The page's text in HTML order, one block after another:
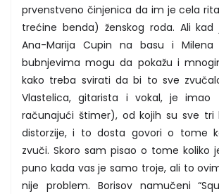
prvenstveno činjenica da im je cela
trećine benda) ženskog roda. Ali
Ana-Marija Cupin na basu i Milena
bubnjevima mogu da pokažu i
kako treba svirati da bi to sve zvučalo
Vlastelica, gitarista i vokal, je
računajući štimer), od kojih su sve tri
distorzije, i to dosta govori o tome
zvuči. Skoro sam pisao o tome koliko
puno kada vas je samo troje, ali to
nije problem. Borisov namučeni